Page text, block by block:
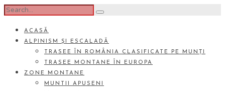
ACASĂ
ALPINISM ȘI ESCALADĂ
TRASEE ÎN ROMÂNIA CLASIFICATE PE MUNȚI
TRASEE MONTANE ÎN EUROPA
ZONE MONTANE
MUNTII APUSENI